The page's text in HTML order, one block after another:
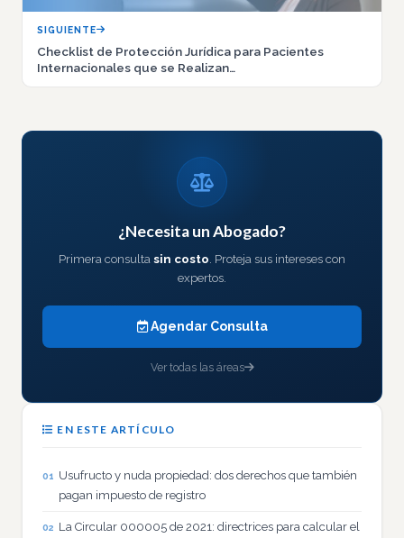
SIGUIENTE
Checklist de Protección Jurídica para Pacientes
Internacionales que se Realizan…
¿Necesita un Abogado?
Primera consulta sin costo . Proteja sus intereses con
expertos.
Agendar Consulta
Ver todas las áreas
EN ESTE ARTÍCULO
Usufructo y nuda propiedad: dos derechos que también
pagan impuesto de registro
La Circular 000005 de 2021: directrices para calcular el